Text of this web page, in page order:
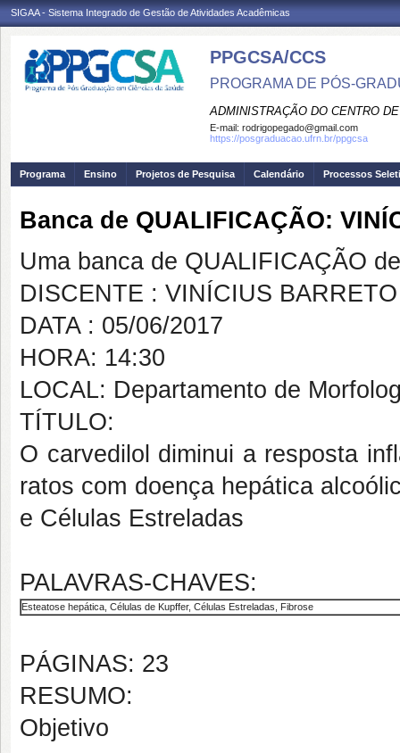
SIGAA - Sistema Integrado de Gestão de Atividades Acadêmicas
PPGCSA/CCS
PROGRAMA DE PÓS-
ADMINISTRAÇÃO DO CENTRO
E-mail: rodrigopegado@gmail.com
https://posgraduacao.ufrn.br/ppgcsa
Programa Ensino Projetos de Pesquisa Calendário Processos
Banca de QUALIFICAÇÃO:
Uma banca de QUALIFICAÇÃO
DISCENTE : VINÍCIUS
DATA : 05/06/2017
HORA: 14:30
LOCAL: Departamento de
TÍTULO:
O carvedilol diminui a resposta
ratos com doença hepática
e Células Estreladas
PALAVRAS-CHAVES:
Esteatose hepática, Células de Kupffer, Células Estreladas, Fibrose
PÁGINAS: 23
RESUMO:
Objetivo